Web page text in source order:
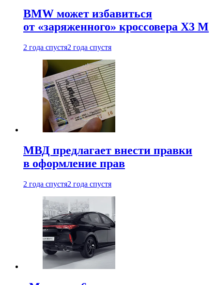
BMW может избавиться
от «заряженного» кроссовера X3 M
2 года спустя2 года спустя
МВД предлагает внести правки
в оформление прав
2 года спустя2 года спустя